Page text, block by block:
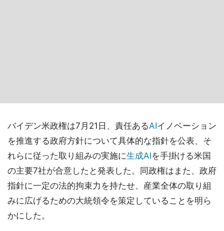
バイデン米政権は7月21日、責任あるAIイノベーション
を推進する政府方針について具体的な指針を公表、そ
れらに従った取り組みの実施に生成AIを手掛ける米国
の主要7社が合意したと発表した。同政権はまた、政府
指針に一定の法的拘束力を持たせ、産業全体の取り組
みに広げるための大統領令を策定していることを明ら
かにした。